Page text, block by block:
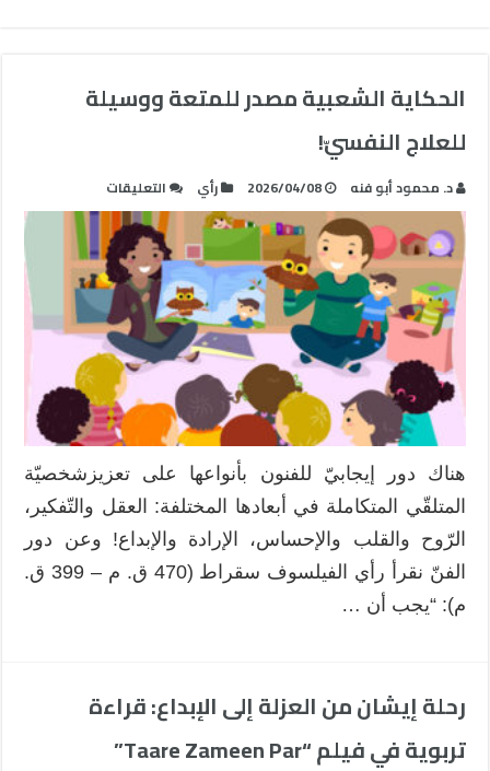
الحكاية الشعبية مصدر للمتعة ووسيلة
للعلاج النفسيّ!
د. محمود أبو فنه 2026/04/08 رأي التعليقات
الحكاية
الشعبية
مصدر
للمتعة
ووسيلة
للعلاج
النفسيّ!
مغلقة
هناك دور إيجابيّ للفنون بأنواعها على تعزيزشخصيّة
المتلقّي المتكاملة في أبعادها المختلفة: العقل والتّفكير،
الرّوح والقلب والإحساس، الإرادة والإبداع! وعن دور
الفنّ نقرأ رأي الفيلسوف سقراط (470 ق. م – 399 ق.
م): “يجب أن …
رحلة إيشان من العزلة إلى الإبداع: قراءة
تربوية في فيلم “Taare Zameen Par”